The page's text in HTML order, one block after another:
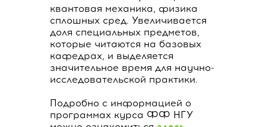
квантовая механика, физика
сплошных сред. Увеличивается
доля специальных предметов,
которые читаются на базовых
кафедрах, и выделяется
значительное время для научно-
исследовательской практики.
Подробно с информацией о
программах курса ФФ НГУ